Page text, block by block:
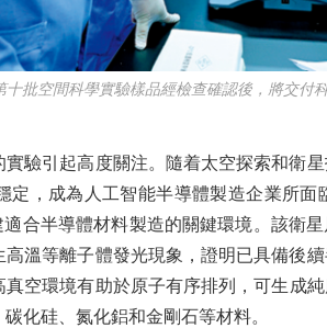
空間科學實驗樣品經檢查確認後，將交付
引起高度關注。隨着太空探索和衛星
定，成為人工智能半導體製造企業所
適合半導體材料製造的關鍵環境。該衛
高溫等離子體發光現象，證明已具備後
空環境有助於原子有序排列，可生成
化硅、氮化鋁和金剛石等材料。